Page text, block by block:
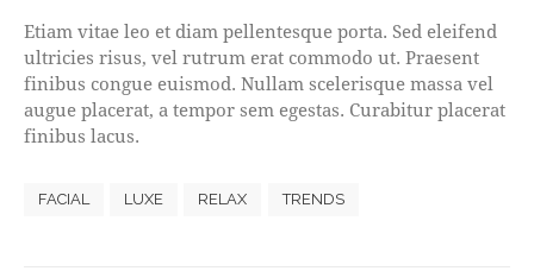
Etiam vitae leo et diam pellentesque porta. Sed eleifend
ultricies risus, vel rutrum erat commodo ut. Praesent
finibus congue euismod. Nullam scelerisque massa vel
augue placerat, a tempor sem egestas. Curabitur placerat
finibus lacus.
FACIAL LUXE RELAX TRENDS